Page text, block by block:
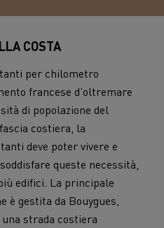
COSTA
per chilometro
francese d’oltremare
di popolazione del
costiera, la
deve poter vivere e
queste necessità,
edifici. La principale
è gestita da Bouygues,
una strada costiera